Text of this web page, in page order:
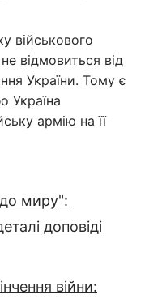
військового
відмовиться від
України. Тому є
Україна
армію на її
миру":
доповіді
війни: